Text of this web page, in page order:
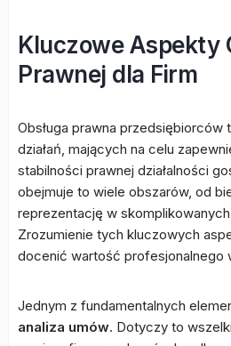
Kluczowe Aspekty
Prawnej dla Firm
Obsługa prawna przedsiębiorców
działań, mających na celu
stabilności prawnej działalności
obejmuje to wiele obszarów, od
reprezentację w
Zrozumienie tych kluczowych
docenić wartość profesjonalnego
Jednym z fundamentalnych
analiza umów. Dotyczy to